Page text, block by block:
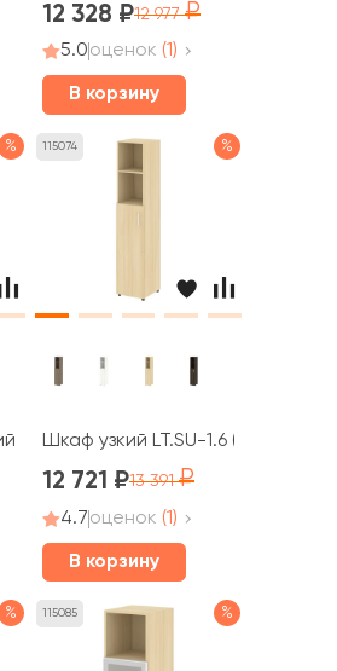
12 328 12 977
5.0оценок (1)
В корзину
%
1 средняя дверь стекло правый
115074 %
Шкаф узкий LT.SU-1.6 (L)
12 721 13 391
4.7оценок (1)
В корзину
% 115085 %